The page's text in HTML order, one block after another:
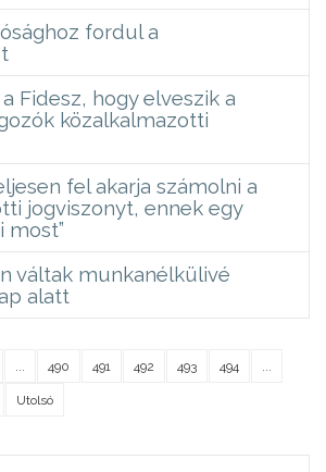
fordul a
Fidesz, hogy elveszik a
közalkalmazotti
fel akarja számolni a
jogviszonyt, ennek egy
váltak munkanélkülivé
alatt
490 491 492 493 494
Utolsó